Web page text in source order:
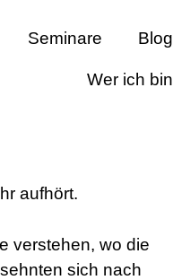
Seminare Blog
Wer ich bin
aufhört.
verstehen, wo die
sich nach